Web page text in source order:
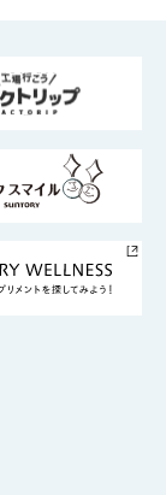
営